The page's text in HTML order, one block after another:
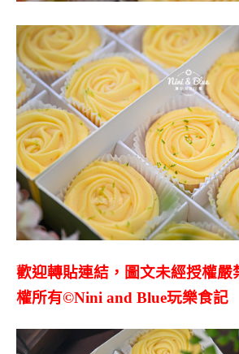
歡迎轉貼連結，圖文未經授權嚴
權所有©Nini and Blue玩樂食記